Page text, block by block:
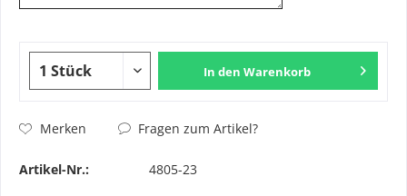
In den Warenkorb
Merken Fragen zum Artikel?
Artikel-Nr.: 4805-23